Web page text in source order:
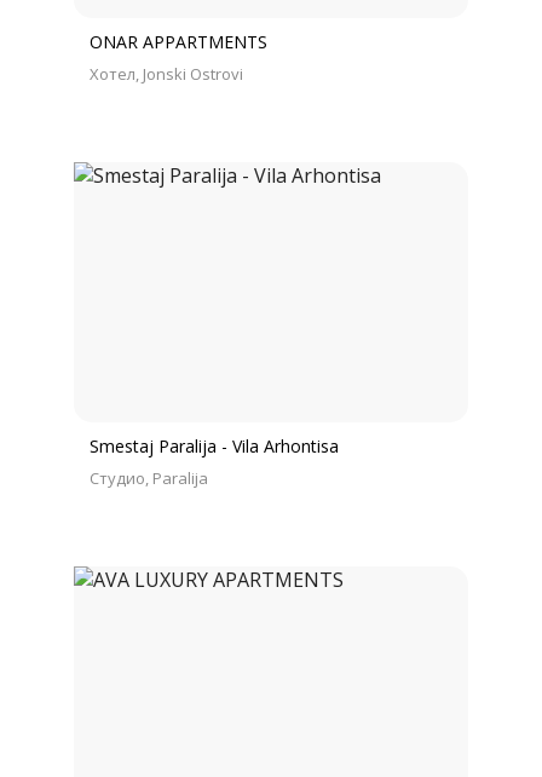
ONAR APPARTMENTS
Хотел Jonski Ostrovi
Smestaj Paralija - Vila Arhontisa
Студио Paralija